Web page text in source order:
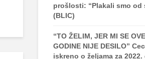
prošlosti: “Plakali smo od
(BLIC)
“TO ŽELIM, JER MI SE OVE
GODINE NIJE DESILO”
iskreno o željama za